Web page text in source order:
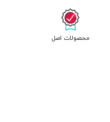
محصولات اصل